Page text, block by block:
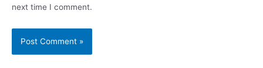
next time I comment.